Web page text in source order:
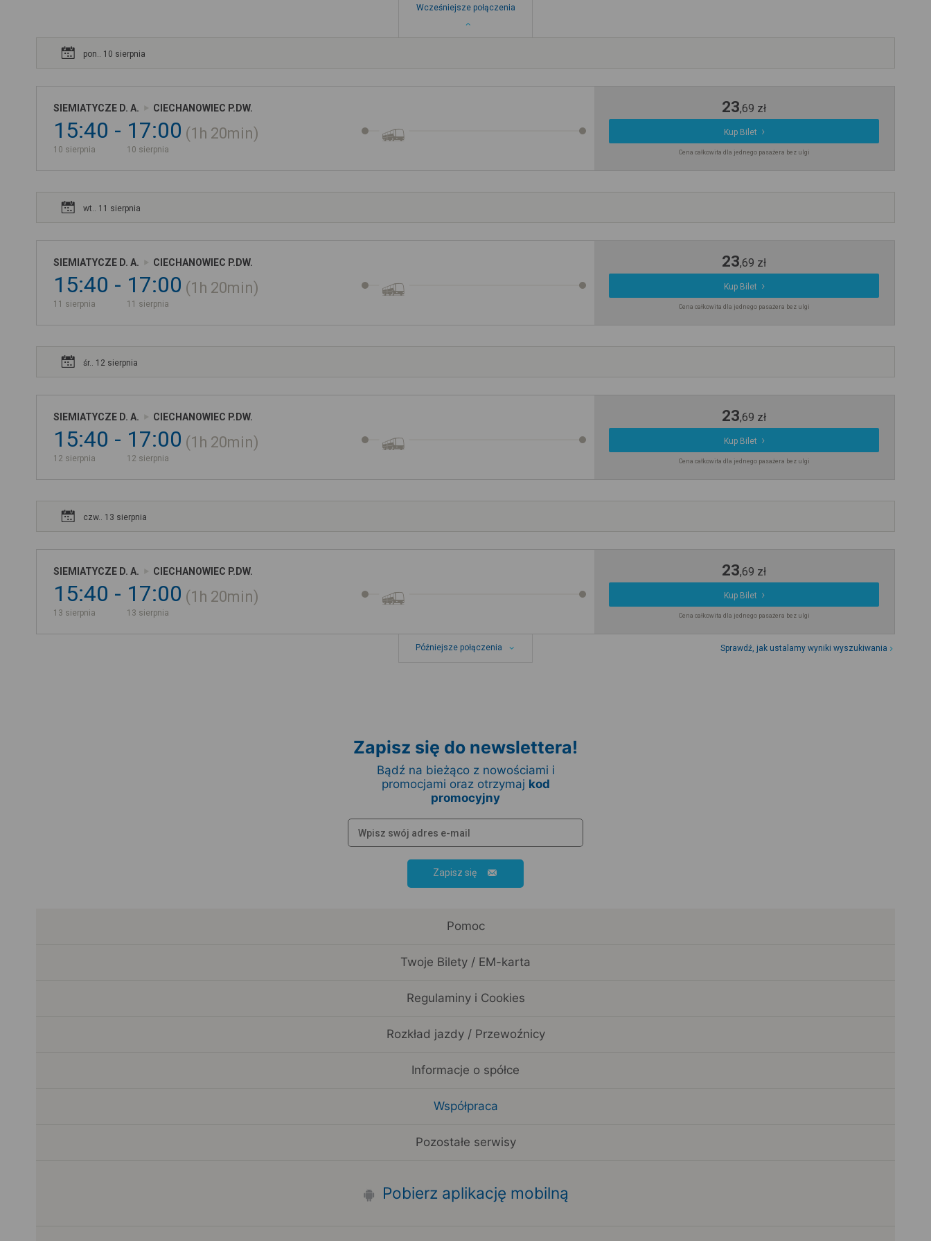
Wcześniejsze połączenia
pon.. 10 sierpnia
SIEMIATYCZE D. A. CIECHANOWIEC P.DW.
15:40
10 sierpnia
17:00
10 sierpnia
1h 20min
23,69 zł
Kup Bilet
Cena całkowita dla jednego pasażera bez ulgi
wt.. 11 sierpnia
SIEMIATYCZE D. A. CIECHANOWIEC P.DW.
15:40
11 sierpnia
17:00
11 sierpnia
1h 20min
23,69 zł
Kup Bilet
Cena całkowita dla jednego pasażera bez ulgi
śr.. 12 sierpnia
SIEMIATYCZE D. A. CIECHANOWIEC P.DW.
15:40
12 sierpnia
17:00
12 sierpnia
1h 20min
23,69 zł
Kup Bilet
Cena całkowita dla jednego pasażera bez ulgi
czw.. 13 sierpnia
SIEMIATYCZE D. A. CIECHANOWIEC P.DW.
15:40
13 sierpnia
17:00
13 sierpnia
1h 20min
23,69 zł
Kup Bilet
Cena całkowita dla jednego pasażera bez ulgi
Późniejsze połączenia Sprawdź, jak ustalamy wyniki wyszukiwania
Zapisz się do newslettera!
Bądź na bieżąco z nowościami i
promocjami oraz otrzymaj kod
promocyjny
Zapisz się
Pomoc
Twoje Bilety / EM-karta
Regulaminy i Cookies
Rozkład jazdy / Przewoźnicy
Informacje o spółce
Współpraca
Pozostałe serwisy
Pobierz aplikację mobilną